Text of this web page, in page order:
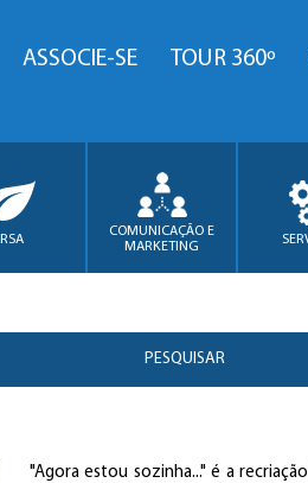
ASSOCIE-SE TOUR 360º
RSA
COMUNICAÇÃO E
MARKETING
PESQUISAR
"Agora estou sozinha..." é a